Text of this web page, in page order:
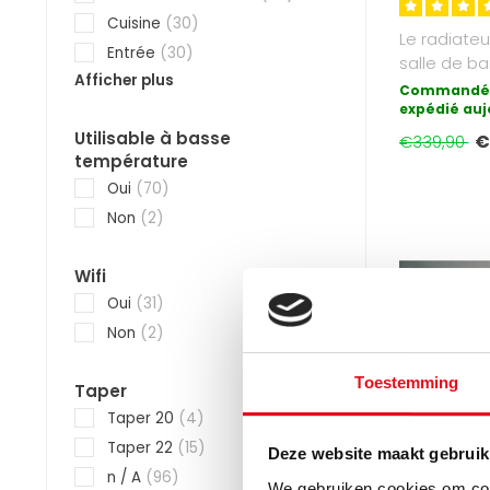
Toestemming
Deze website maakt
Cuisine (30)
Entrée (30)
Afficher plus
Utilisable à basse
température
Oui (70)
Non (2)
Wifi
Oui (31)
Non (2)
Taper
Taper 20 (4)
Taper 22 (15)
n / A (96)
Le
salle de
est la
expédié
€339,90